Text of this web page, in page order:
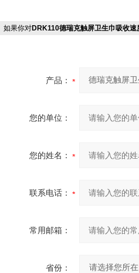
如果你对DRK110德瑞克触屏卫生巾吸收速
产品：
您的单位：
您的姓名：
联系电话：
常用邮箱：
省份：